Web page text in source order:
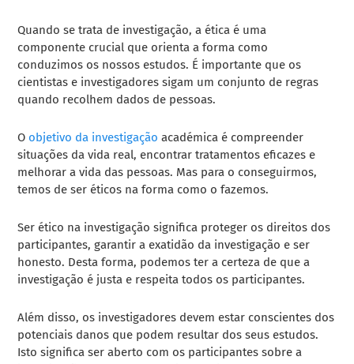
Quando se trata de investigação, a ética é uma
componente crucial que orienta a forma como
conduzimos os nossos estudos. É importante que os
cientistas e investigadores sigam um conjunto de regras
quando recolhem dados de pessoas.
O objetivo da investigação académica é compreender
situações da vida real, encontrar tratamentos eficazes e
melhorar a vida das pessoas. Mas para o conseguirmos,
temos de ser éticos na forma como o fazemos.
Ser ético na investigação significa proteger os direitos dos
participantes, garantir a exatidão da investigação e ser
honesto. Desta forma, podemos ter a certeza de que a
investigação é justa e respeita todos os participantes.
Além disso, os investigadores devem estar conscientes dos
potenciais danos que podem resultar dos seus estudos.
Isto significa ser aberto com os participantes sobre a